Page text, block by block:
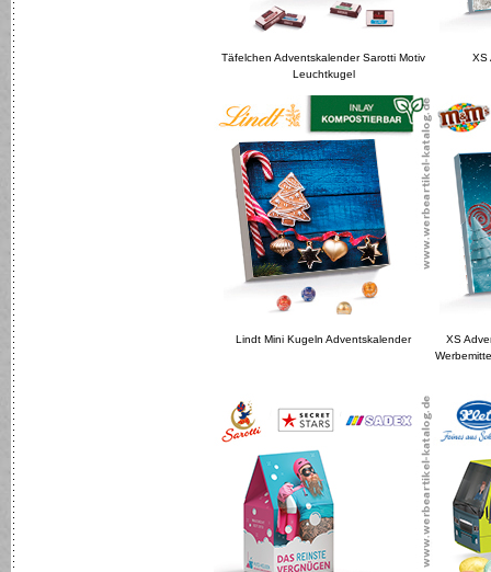
Täfelchen Adventskalender Sarotti Motiv
Leuchtkugel
XS
Lindt Mini Kugeln Adventskalender
XS